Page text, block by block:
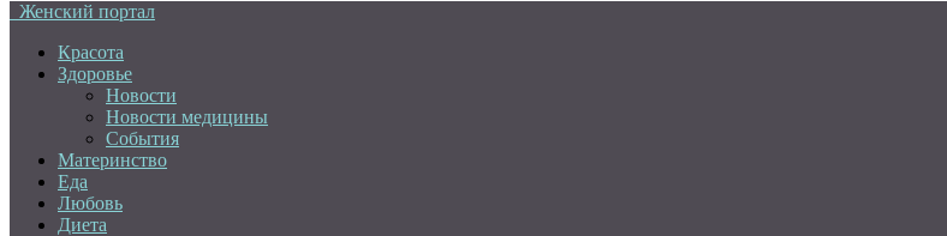
Женский портал
Красота
Здоровье
Новости
Новости медицины
События
Материнство
Еда
Любовь
Диета